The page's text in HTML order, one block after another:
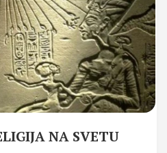
NA SVETU